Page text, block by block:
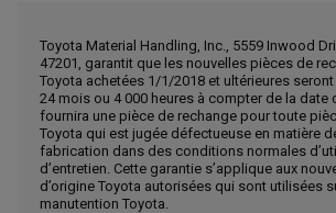
Obtenir une direction
Appelez maintenant
Envoyez un message au
Écrivez-nous
Toyota Material Handling, Inc., 5559 Inwood
47201, garantit que les nouvelles pièces de
Toyota achetées 1/1/2018 et ultérieures
24 mois ou 4 000 heures à compter de la date
fournira une pièce de rechange pour toute
Toyota qui est jugée défectueuse en matière
fabrication dans des conditions normales
d’entretien. Cette garantie s’applique aux
d’origine Toyota autorisées qui sont utilisées
manutention Toyota.